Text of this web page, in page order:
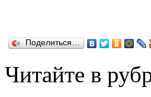
Поделиться…
Читайте в